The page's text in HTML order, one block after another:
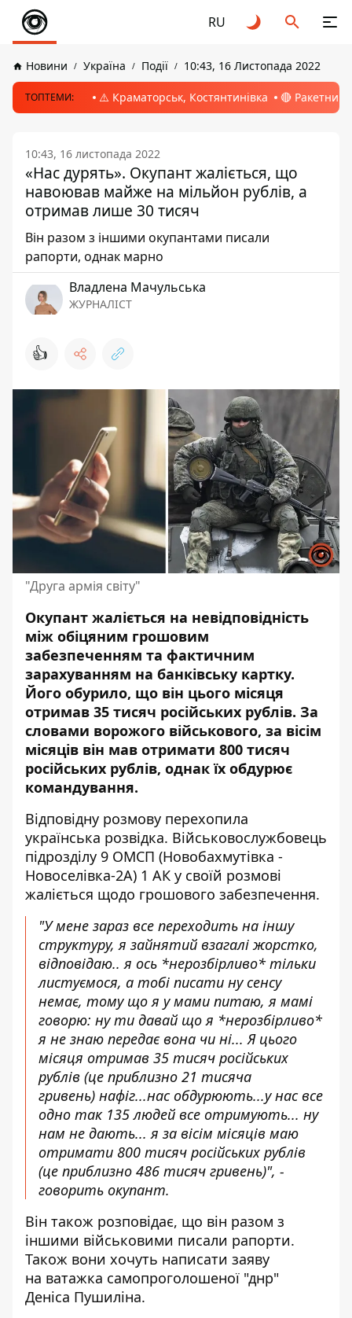
RU
Новини Україна Події 10:43, 16 Листопада 2022
ТОПТЕМИ: ⚠️ Краматорськ, Костянтинівка 🔴 Ракетний
10:43, 16 листопада 2022
«Нас дурять». Окупант жаліється, що
навоював майже на мільйон рублів, а
отримав лише 30 тисяч
Він разом з іншими окупантами писали
рапорти, однак марно
Владлена Мачульська
ЖУРНАЛІСТ
👍
"Друга армія світу"
Окупант жаліється на невідповідність
між обіцяним грошовим
забезпеченням та фактичним
зарахуванням на банківську картку.
Його обурило, що він цього місяця
отримав 35 тисяч російських рублів. За
словами ворожого військового, за вісім
місяців він мав отримати 800 тисяч
російських рублів, однак їх обдурює
командування.
Відповідну розмову перехопила
українська розвідка. Військовослужбовець
підрозділу 9 ОМСП (Новобахмутівка -
Новоселівка-2А) 1 АК у своїй розмові
жаліється щодо грошового забезпечення.
"У мене зараз все переходить на іншу
структуру, я зайнятий взагалі жорстко,
відповідаю.. я ось *нерозбірливо* тільки
листуємося, а тобі писати ну сенсу
немає, тому що я у мами питаю, я мамі
говорю: ну ти давай що я *нерозбірливо*
я не знаю передає вона чи ні... Я цього
місяця отримав 35 тисяч російських
рублів (це приблизно 21 тисяча
гривень) нафіг...нас обдурюють...у нас все
одно так 135 людей все отримують... ну
нам не дають... я за вісім місяців маю
отримати 800 тисяч російських рублів
(це приблизно 486 тисяч гривень)", -
говорить окупант.
Він також розповідає, що він разом з
іншими військовими писали рапорти.
Також вони хочуть написати заяву
на ватажка самопроголошеної "днр"
Деніса Пушиліна.